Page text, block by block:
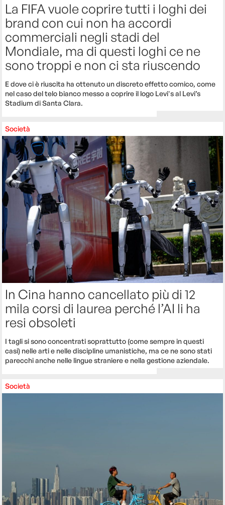
La FIFA vuole coprire tutti i loghi dei
brand con cui non ha accordi
commerciali negli stadi del
Mondiale, ma di questi loghi ce ne
sono troppi e non ci sta riuscendo
E dove ci è riuscita ha ottenuto un discreto effetto comico, come
nel caso del telo bianco messo a coprire il logo Levi's al Levi’s
Stadium di Santa Clara.
Società
In Cina hanno cancellato più di 12
mila corsi di laurea perché l’AI li ha
resi obsoleti
I tagli si sono concentrati soprattutto (come sempre in questi
casi) nelle arti e nelle discipline umanistiche, ma ce ne sono stati
parecchi anche nelle lingue straniere e nella gestione aziendale.
Società